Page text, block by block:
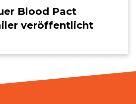
Blood Pact
veröffentlicht